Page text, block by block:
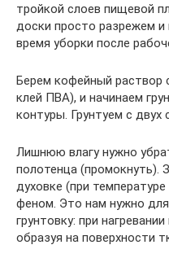
тройкой слоев пищевой
доски просто разрежем
время уборки после
Берем кофейный раствор
клей ПВА), и начинаем
контуры. Грунтуем с двух
Лишнюю влагу нужно
полотенца (промокнуть).
духовке (при
феном. Это нам нужно
грунтовку: при
образуя на поверхности